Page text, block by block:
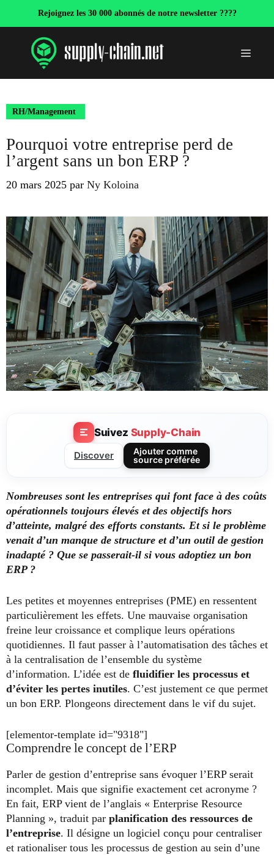
Rejoignez les 30 000 abonnés de notre newsletter ????
Menu
RH/Management
Pourquoi votre entreprise perd de
l’argent sans un bon ERP ?
20 mars 2025 par Ny Koloina
Suivez Supply-Chain
Discover
Ajouter comme
source préférée
Nombreuses sont les entreprises qui font face à des coûts
opérationnels toujours élevés et des objectifs hors
d’atteinte, malgré des efforts constants. Et si le problème
venait d’un manque de structure et d’un outil de gestion
inadapté ? Que se passerait-il si vous adoptiez un bon
ERP ?
Les petites et moyennes entreprises (PME) en ressentent
particulièrement les effets. Une mauvaise organisation
freine leur croissance et complique leurs opérations
quotidiennes. Il faut passer à l’automatisation des tâches et
à la centralisation de l’ensemble du système
d’information. L’idée est de fluidifier les processus et
d’éviter les pertes inutiles. C’est justement ce que permet
un bon ERP. Plongeons directement dans le vif du sujet.
[elementor-template id="9318"]
Comprendre le concept de l’ERP
Parler de gestion d’entreprise sans évoquer l’ERP serait
incomplet. Mais que signifie exactement cet acronyme ?
En fait, ERP vient de l’anglais « Enterprise Resource
Planning », traduit par planification des ressources de
l’entreprise. Il désigne un logiciel conçu pour centraliser
et rationaliser tous les processus de gestion au sein d’une